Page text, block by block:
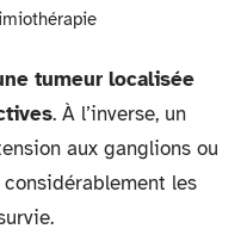
tumeur localisée
. À l’inverse, un
aux ganglions ou
les